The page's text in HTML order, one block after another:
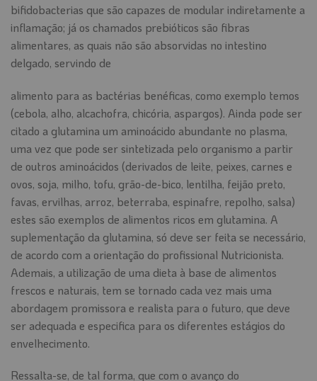
bifidobacterias que são capazes de modular indiretamente a
inflamação; já os chamados prebióticos são fibras
alimentares, as quais não são absorvidas no intestino
delgado, servindo de
alimento para as bactérias benéficas, como exemplo temos
(cebola, alho, alcachofra, chicória, aspargos). Ainda pode ser
citado a glutamina um aminoácido abundante no plasma,
uma vez que pode ser sintetizada pelo organismo a partir
de outros aminoácidos (derivados de leite, peixes, carnes e
ovos, soja, milho, tofu, grão-de-bico, lentilha, feijão preto,
favas, ervilhas, arroz, beterraba, espinafre, repolho, salsa)
estes são exemplos de alimentos ricos em glutamina. A
suplementação da glutamina, só deve ser feita se necessário,
de acordo com a orientação do profissional Nutricionista.
Ademais, a utilização de uma dieta à base de alimentos
frescos e naturais, tem se tornado cada vez mais uma
abordagem promissora e realista para o futuro, que deve
ser adequada e especifica para os diferentes estágios do
envelhecimento.
Ressalta-se, de tal forma, que com o avanço do